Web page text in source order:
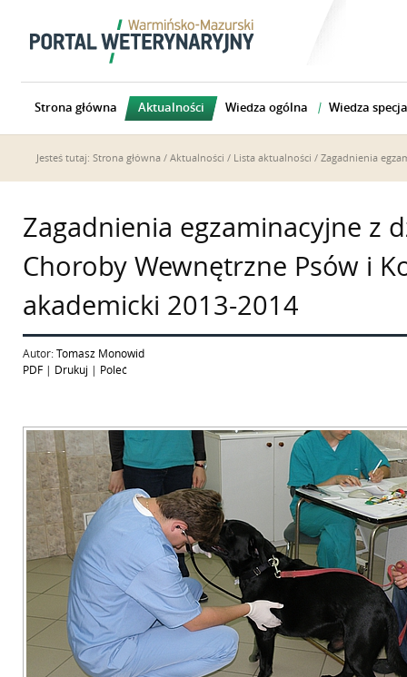
Strona główna Aktualności Wiedza ogólna Wiedza
Jesteś tutaj: Strona główna / Aktualności / Lista aktualności / Zagadnienia
Zagadnienia egzaminacyjne z
Choroby Wewnętrzne Psów i
akademicki 2013-2014
Autor: Tomasz Monowid
PDF
Drukuj Poleć